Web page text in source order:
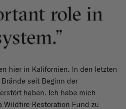
hier in Kalifornien. In den letzten
seit Beginn der
haben. Ich habe mich
Restoration Fund zu